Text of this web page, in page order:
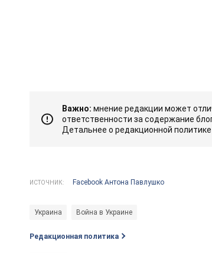
Важно: мнение редакции может
ответственности за содержание
Детальнее о редакционной политике
ИСТОЧНИК: Facebook Антона Павлушко
Украина Война в Украине
Редакционная политика